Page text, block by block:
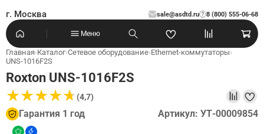
г. Москва sale@asdtd.ru 8 (800) 555-06-68
?
Меню
Главная›Каталог›Сетевое оборудование›Ethernet-коммутаторы›
UNS-1016F2S
Roxton UNS-1016F2S
★★★★★
★★★★★(4,7)
Гарантия 1 год Артикул: УТ-00009854